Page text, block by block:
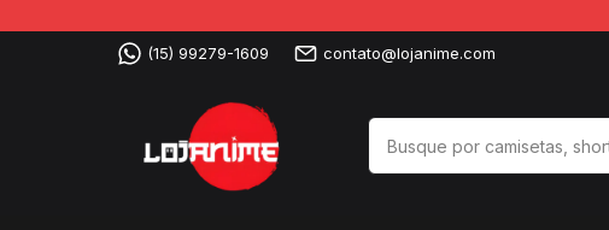
(15) 99279-1609 contato@lojanime.com